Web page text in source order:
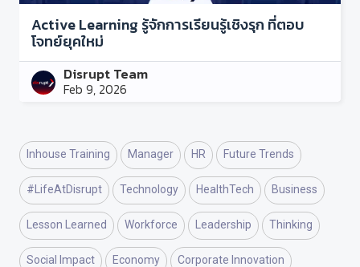
Active Learning รู้จักการเรียนรู้เชิงรุก ที่ตอบ
โจทย์ยุคใหม่
Disrupt Team
Feb 9, 2026
Inhouse Training Manager HR Future Trends
#LifeAtDisrupt Technology HealthTech Business
Lesson Learned Workforce Leadership Thinking
Social Impact Economy Corporate Innovation